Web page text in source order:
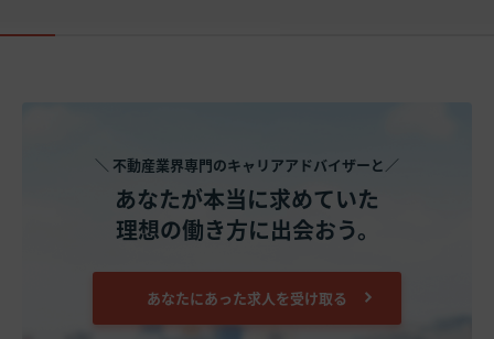
＼ 不動産業界専門のキャリアアドバイザーと／
あなたが本当に求めていた
理想の働き方に出会おう。
あなたにあった求人を受け取る